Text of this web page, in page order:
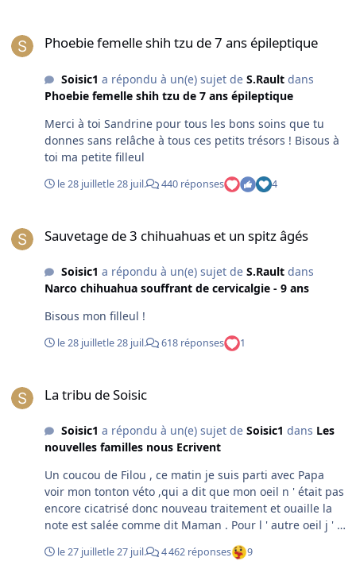
Phoebie femelle shih tzu de 7 ans épileptique
Soisic1 a répondu à un(e) sujet de S.Raultdans
Phoebie femelle shih tzu de 7 ans épileptique
Merci à toi Sandrine pour tous les bons soins que tu
donnes sans relâche à tous ces petits trésors ! Bisous à
toi ma petite filleul
le 28 juilletle 28 juil. 440 réponses 4
Sauvetage de 3 chihuahuas et un spitz âgés
Soisic1 a répondu à un(e) sujet de S.Raultdans
Narco chihuahua souffrant de cervicalgie - 9 ans
Bisous mon filleul !
le 28 juilletle 28 juil. 618 réponses 1
La tribu de Soisic
Soisic1 a répondu à un(e) sujet de Soisic1 dans Les
nouvelles familles nous Ecrivent
Un coucou de Filou , ce matin je suis parti avec Papa
voir mon tonton véto ,qui a dit que mon oeil n ' était pas
encore cicatrisé donc nouveau traitement et ouaille la
note est salée comme dit Maman . Pour l ' autre oeil j ' ai
aussi un traitement car il y a une inflammation . La
Môman a pas fini de râler pour faire mes soins , mais je
le 27 juilletle 27 juil. 4 462 réponses 9